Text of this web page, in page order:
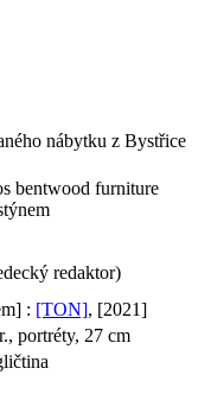
nábytku z Bystřice
bentwood furniture
redaktor)
: [TON], [2021]
portréty, 27 cm